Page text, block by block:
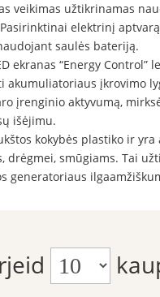
veikimas užtikrinamas
elektrinį
saulės bateriją.
ekranas “Energy Control”
akumuliatoriaus įkrovimo
įrenginio aktyvumą,
išėjimu.
kokybės plastiko ir yra
drėgmei, smūgiams. Tai
generatoriaus